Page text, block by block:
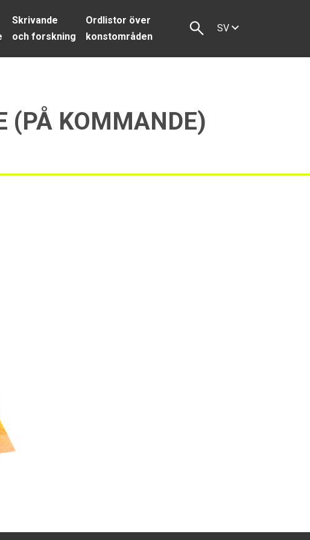
Skrivande
och forskning
Ordlistor över
konstområden
SV
(PÅ KOMMANDE)